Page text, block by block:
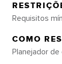
Requisitos
COMO
Planejador